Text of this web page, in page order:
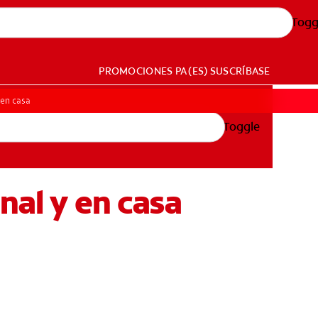
PROMOCIONES PA (ES) SUSCRÍBASE
Toggle
casa
y en casa